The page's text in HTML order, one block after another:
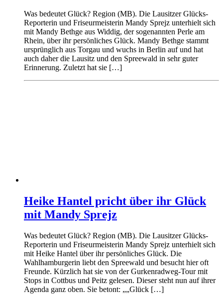
Was bedeutet Glück? Region (MB). Die Lausitzer Glücks-
Reporterin und Friseurmeisterin Mandy Sprejz unterhielt sich
mit Mandy Bethge aus Widdig, der sogenannten Perle am
Rhein, über ihr persönliches Glück. Mandy Bethge stammt
ursprünglich aus Torgau und wuchs in Berlin auf und hat
auch daher die Lausitz und den Spreewald in sehr guter
Erinnerung. Zuletzt hat sie […]
Heike Hantel pricht über ihr Glück
mit Mandy Sprejz
Was bedeutet Glück? Region (MB). Die Lausitzer Glücks-
Reporterin und Friseurmeisterin Mandy Sprejz unterhielt sich
mit Heike Hantel über ihr persönliches Glück. Die
Wahlhamburgerin liebt den Spreewald und besucht hier oft
Freunde. Kürzlich hat sie von der Gurkenradweg-Tour mit
Stops in Cottbus und Peitz gelesen. Dieser steht nun auf ihrer
Agenda ganz oben. Sie betont: „„Glück […]